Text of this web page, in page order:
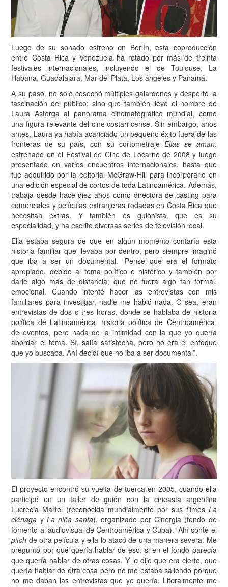
Luego de su sonado estreno en Berlín, esta coproducción
entre Costa Rica y Venezuela ha rotado por más de treinta
festivales internacionales, incluyendo el de Toulouse, La
Habana, Guadalajara, Mar del Plata, Los ángeles y Panamá.
A su paso, no solo cosechó múltiples galardones y despertó la
fascinación del público; sino que también llevó el nombre de
Laura Astorga al panorama cinematográfico mundial, como
una figura relevante del cine costarricense. Sin embargo, años
antes, Laura ya había acariciado un pequeño éxito fuera de las
fronteras de su país, con su cortometraje Ellas se aman,
estrenado en el Festival de Cine de Locarno de 2008 y luego
presentado en varios encuentros internacionales, hasta que
fue adquirido por la editorial McGraw-Hill para incorporarlo en
una edición especial de cortos de toda Latinoamérica. Además,
trabaja desde hace diez años como directora de casting para
comerciales y películas extranjeras rodadas en Costa Rica que
necesitan extras. Y también es guionista, que es su
especialidad, y ha escrito diversas series de televisión local.
Ella estaba segura de que en algún momento contaría esta
historia familiar que llevaba por dentro, pero siempre imaginó
que iba a ser un documental. “Pensé que era el formato
apropiado, debido al tema político e histórico y también por
darle algo más de distancia; que no fuera algo tan formal,
emocional. Cuando intenté hacer las entrevistas con mis
familiares para investigar, nadie me habló nada. O sea, eran
entrevistas de dos o tres horas, donde se hablaba de historia
política de Latinoamérica, historia política de Centroamérica,
de eventos, pero nada de la intimidad con la que yo quería
abordar el tema. Sí, salía satisfecha, pero no era el enfoque
que yo buscaba. Ahí decidí que no iba a ser documental”.
El proyecto encontró su vuelta de tuerca en 2005, cuando ella
participó en un taller de guión con la cineasta argentina
Lucrecia Martel (reconocida mundialmente por sus filmes La
ciénaga yLa niña santa), organizado por Cinergia (fondo de
fomento al audiovisual de Centroamérica y Cuba). “Ahí conté el
pitch de otra película y ella lo atacó de una manera severa. Me
preguntó por qué quería hablar de eso, si en el fondo parecía
que quería hablar de otras cosas. Y le dije que era cierto, que
quería hablar de otra cosa pero no me estaba saliendo porque
no me daban las entrevistas que yo quería. Literalmente me